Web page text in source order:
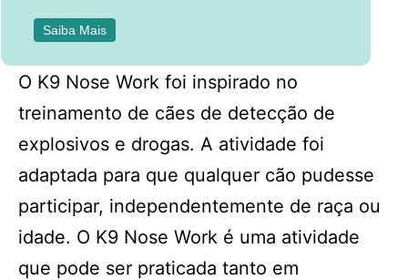
Saiba Mais
O K9 Nose Work foi inspirado no
treinamento de cães de detecção de
explosivos e drogas. A atividade foi
adaptada para que qualquer cão pudesse
participar, independentemente de raça ou
idade. O K9 Nose Work é uma atividade
que pode ser praticada tanto em